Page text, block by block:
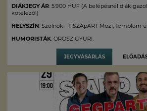
DIÁKJEGY ÁR: 5.900 HUF (A belépésnél
kötelező!)
HELYSZÍN: Szolnok - TISZApART Mozi, Templom
HUMORISTÁK: OROSZ GYURI.
JEGYVÁSÁRLÁS